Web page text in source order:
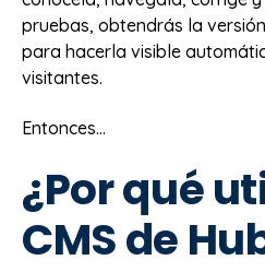
pruebas, obtendrás la
para hacerla visible
visitantes.
Entonces...
¿Por qué
CMS de